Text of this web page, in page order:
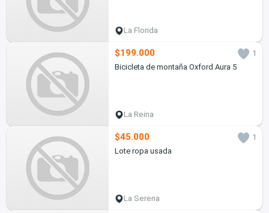
La Florida
$199.000
1
Bicicleta de montaña Oxford Aura 5
La Reina
$45.000
1
Lote ropa usada
La Serena